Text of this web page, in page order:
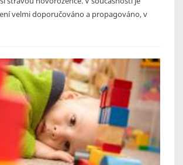
velmi doporučováno a propagováno, v